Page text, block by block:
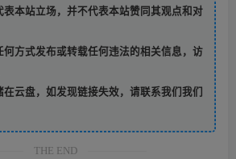
表本站立场，并不代表本站赞同其观点和对
何方式发布或转载任何违法的相关信息，访
云盘，如发现链接失效，请联系我们我们
THE END